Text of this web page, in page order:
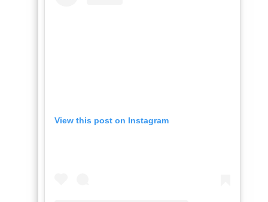
View this post on Instagram